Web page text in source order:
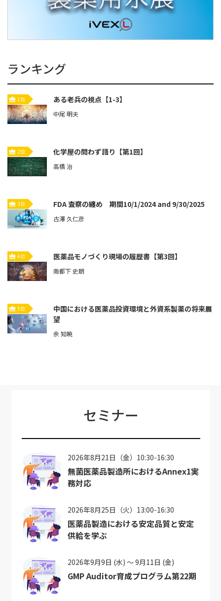
ランキング
1位 ある老兵の視点【1-3】
中尾 明夫
2位 化学屋の問わず語り【第1回】
高橋 治
3位 FDA 査察の纏め 期間10/1/2024 and 9/30/2025
古澤 久仁彦
4位 医薬品モノづくり現場の履歴書【第3回】
南都下 史朗
5位
中国における医薬品投資環境と外資系製薬の将来展
望
余 知暁
セミナー
2026年8月21日（金）10:30-16:30
無菌医薬品製造所におけるAnnex1実
務対応
2026年8月25日（火）13:00-16:30
医薬品製造における安定品質と安定
供給を学ぶ
2026年9月9日 (水) ～ 9月11日 (金)
GMP Auditor育成プログラム第22期